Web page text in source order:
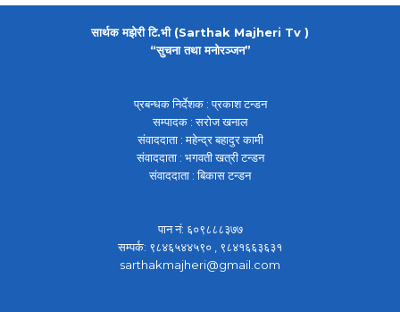
सार्थक मझेरी टि.भी (Sarthak Majheri Tv )
“सुचना तथा मनोरञ्जन”
प्रबन्धक निर्देशक : प्रकाश टन्डन
सम्पादक : सरोज खनाल
संवाददाता : महेन्द्र बहादुर कामी
संवाददाता : भगवती खत्री टन्डन
संवाददाता : बिकास टन्डन
पान नं: ६०९८८८३७७
सम्पर्क: ९८४६५४४५९० , ९८४१६६३६३१
sarthakmajheri@gmail.com